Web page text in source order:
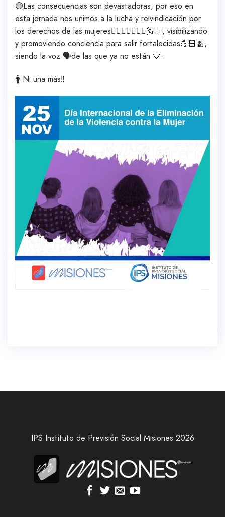
🟣Las consecuencias son devastadoras, por eso en
esta jornada nos unimos a la lucha y reivindicación por
los derechos de las mujeres👩‍⚖👩🏼‍⚕👷‍♀🙋🏻, visibilizando
y promoviendo conciencia para salir fortalecidas💪🏻🫂,
siendo la voz 🗣️de las que ya no están 🤍.
🚺 Ni una más‼️
IPS Instituto de Previsión Social Misiones 2026